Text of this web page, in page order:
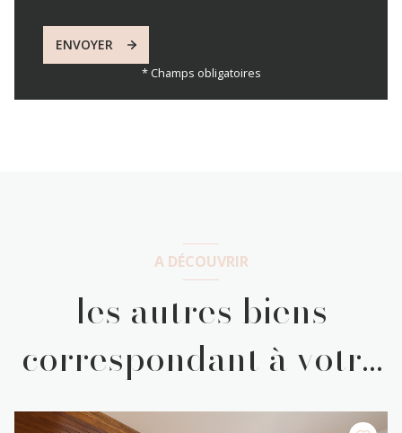
ENVOYER
* Champs obligatoires
A DÉCOUVRIR
les autres biens
correspondant à votre
recherche